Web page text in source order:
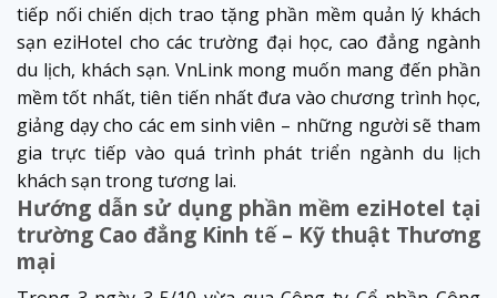
tiếp nối chiến dịch trao tặng phần mềm quản lý khách
sạn eziHotel cho các trường đại học, cao đẳng ngành
du lịch, khách sạn. VnLink mong muốn mang đến phần
mềm tốt nhất, tiên tiến nhất đưa vào chương trình học,
giảng dạy cho các em sinh viên – những người sẽ tham
gia trực tiếp vào quá trình phát triển ngành du lịch
khách sạn trong tương lai.
Hướng dẫn sử dụng phần mềm eziHotel tại
trường Cao đẳng Kinh tế – Kỹ thuật Thương
mại